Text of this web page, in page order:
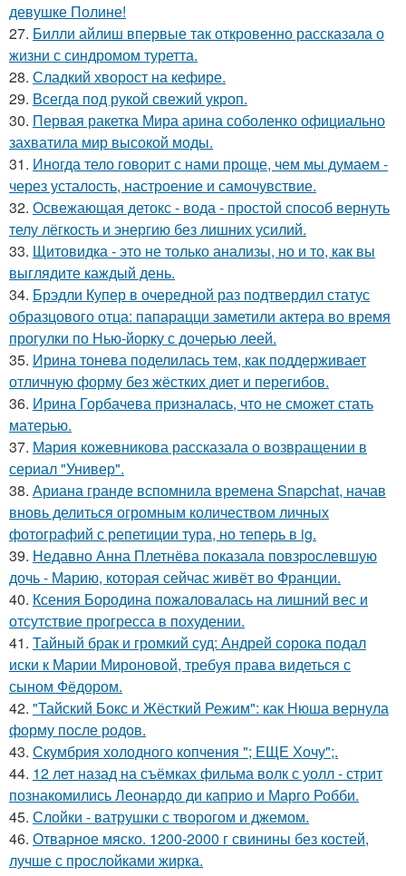
девушке Полине!
27. Билли айлиш впервые так откровенно рассказала о
жизни с синдромом туретта.
28. Сладкий хворост на кефире.
29. Всегда под рукой свежий укроп.
30. Первая ракетка Мира арина соболенко официально
захватила мир высокой моды.
31. Иногда тело говорит с нами проще, чем мы думаем -
через усталость, настроение и самочувствие.
32. Освежающая детокс - вода - простой способ вернуть
телу лёгкость и энергию без лишних усилий.
33. Щитовидка - это не только анализы, но и то, как вы
выглядите каждый день.
34. Брэдли Купер в очередной раз подтвердил статус
образцового отца: папарацци заметили актера во время
прогулки по Нью-йорку с дочерью леей.
35. Ирина тонева поделилась тем, как поддерживает
отличную форму без жёстких диет и перегибов.
36. Ирина Горбачева призналась, что не сможет стать
матерью.
37. Мария кожевникова рассказала о возвращении в
сериал "Универ".
38. Ариана гранде вспомнила времена Snapchat, начав
вновь делиться огромным количеством личных
фотографий с репетиции тура, но теперь в ig.
39. Недавно Анна Плетнёва показала повзрослевшую
дочь - Марию, которая сейчас живёт во Франции.
40. Ксения Бородина пожаловалась на лишний вес и
отсутствие прогресса в похудении.
41. Тайный брак и громкий суд: Андрей сорока подал
иски к Марии Мироновой, требуя права видеться с
сыном Фёдором.
42. "Тайский Бокс и Жёсткий Режим": как Нюша вернула
форму после родов.
43. Скумбрия холодного копчения "; ЕЩЕ Хочу";.
44. 12 лет назад на съёмках фильма волк с уолл - стрит
познакомились Леонардо ди каприо и Марго Робби.
45. Слойки - ватрушки с творогом и джемом.
46. Отварное мяско. 1200-2000 г свинины без костей,
лучше с прослойками жирка.